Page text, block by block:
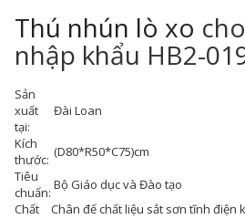
Thú nhún lò xo
nhập khẩu HB2-
Sản
xuất
tại:
Đài Loan
Kích
thước: (D80*R50*C75)cm
Tiêu
chuẩn: Bộ Giáo dục và Đào tạo
Chất
Chân đế chất liệu sắt sơn tĩnh điện